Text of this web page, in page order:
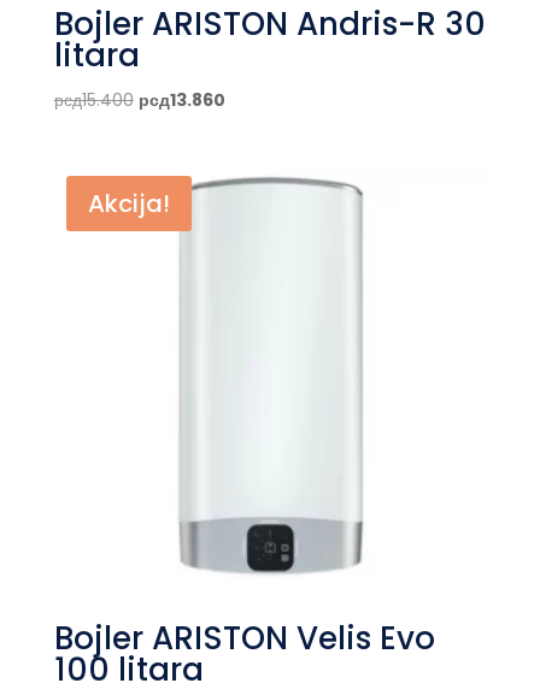
Bojler ARISTON Andris-R 30
litara
рсд15.400 Originalna
bila:
рсд15.400.
рсд13.860Trenutna
рсд13.860.
Akcija!
Bojler ARISTON Velis Evo
100 litara